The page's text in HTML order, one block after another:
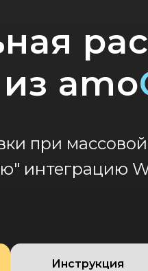
amo
при
" интеграцию
Инструкция